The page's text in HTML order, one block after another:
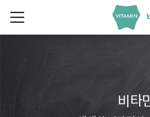
비타